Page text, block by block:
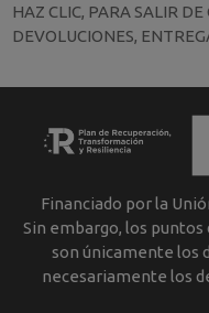
HAZ CLIC, PARA SALIR
DEVOLUCIONES,
Financiado por la
Sin embargo, los
son únicamente los
necesariamente los